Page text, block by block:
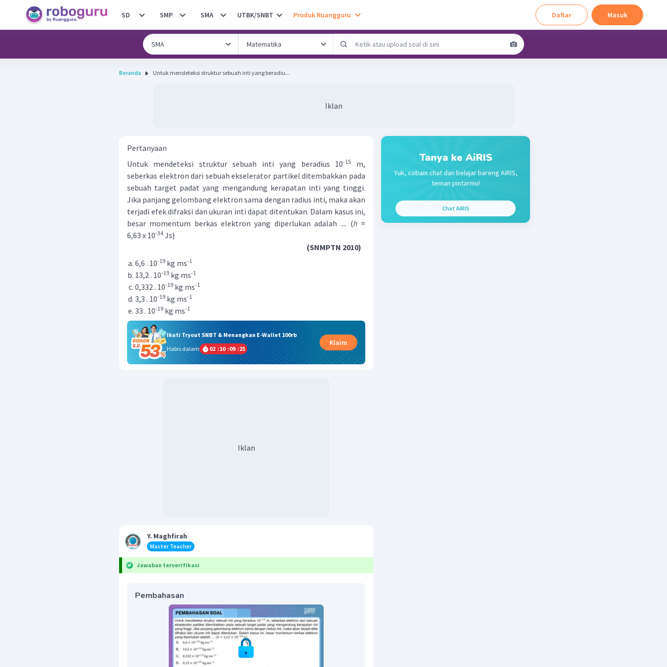
SD SMP SMA UTBK/SNBT Produk Ruangguru Daftar Masuk
Beranda Untuk mendeteksi struktur sebuah inti yang beradiu...
Iklan
Pertanyaan
Untuk mendeteksi struktur sebuah inti yang beradius 10-15
m,
seberkas elektron dari sebuah ekselerator partikel ditembakkan pada
sebuah target padat yang mengandung kerapatan inti yang tinggi.
Jika panjang gelombang elektron sama dengan radius inti, maka akan
terjadi efek difraksi dan ukuran inti dapat ditentukan. Dalam kasus ini,
besar momentum berkas elektron yang diperlukan adalah .... (h=
6,63 x 10-34 Js)
(SNMPTN 2010)
6,6 . 10-19 kg ms-1
13,2 . 10-19 kg ms-1
0,332 . 10-19 kg ms-1
3,3 . 10-19 kg ms-1
33 . 10-19 kg ms-1
Ikuti Tryout SNBT & Menangkan E-Wallet 100rb
Habis dalam
02 :10 :09 :24
Klaim
Iklan
Y. Maghfirah
Master Teacher
Jawaban terverifikasi
Pembahasan
Tanya ke AiRIS
Yuk, cobain chat dan belajar bareng AiRIS,
teman pintarmu!
Chat AiRIS